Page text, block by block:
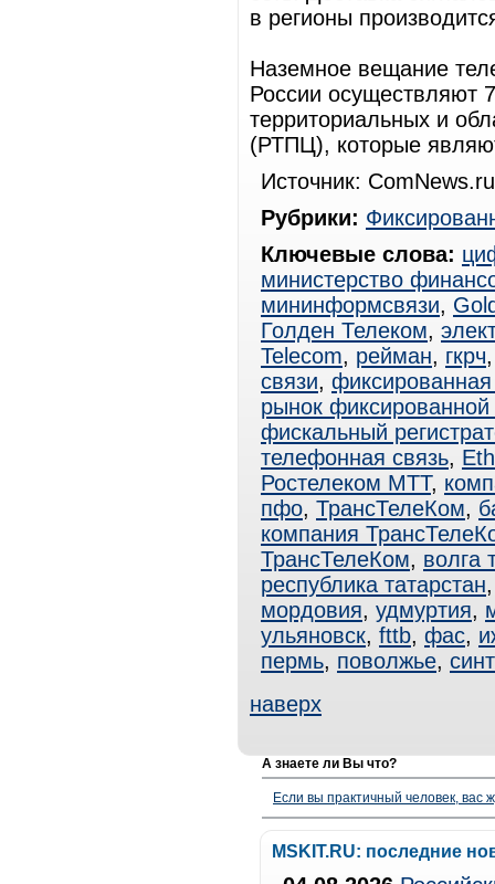
в регионы
Наземное вещание
России осуществляют
территориальных и
(РТПЦ), которые
Источник:
Рубрики:
Ключевые слова:
министерство
мининформсвязи,
Голден Телеком,
Telecom, рейман, гкрч
связи, фиксированная
рынок фиксированной
фискальный
телефонная связь,
Ростелеком МТТ,
пфо, ТрансТелеКом,
компания
ТрансТелеКом, волга
республика татарстан
мордовия, удмуртия,
ульяновск, fttb, фас,
пермь, поволжье,
наверх
А знаете ли Вы что?
Если вы практичный человек, вас
MSKIT.RU: последние